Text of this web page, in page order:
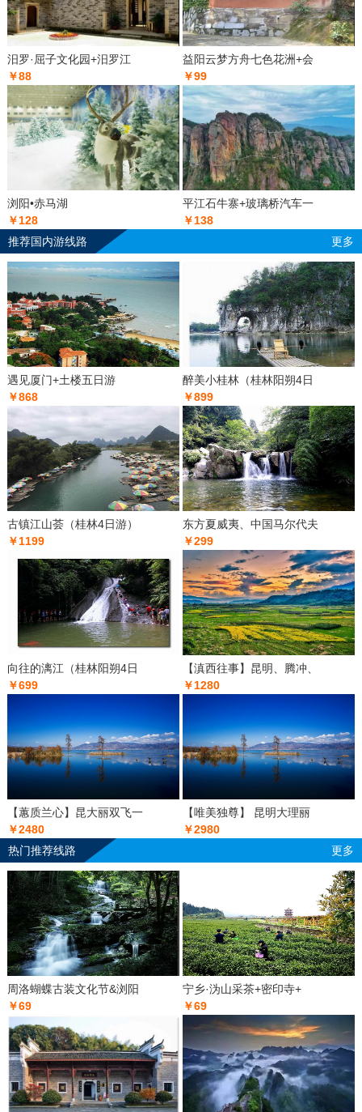
汨罗·屈子文化园+汨罗江
￥88
益阳云梦方舟七色花洲+会
￥99
浏阳•赤马湖
￥128
平江石牛寨+玻璃桥汽车一
￥138
推荐国内游线路
更多
遇见厦门+土楼五日游
￥868
醉美小桂林（桂林阳朔4日
￥899
古镇江山荟（桂林4日游）
￥1199
东方夏威夷、中国马尔代夫
￥299
向往的漓江（桂林阳朔4日
￥699
【滇西往事】昆明、腾冲、
￥1280
【蕙质兰心】昆大丽双飞一
￥2480
【唯美独尊】 昆明大理丽
￥2980
热门推荐线路
更多
周洛蝴蝶古装文化节&浏阳
￥69
宁乡·沩山采茶+密印寺+
￥69